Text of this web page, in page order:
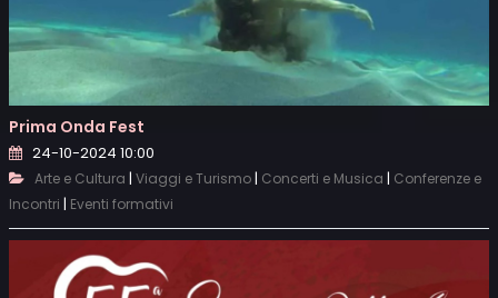
Prima Onda Fest
24-10-2024 10:00
Arte e Cultura | Viaggi e Turismo| Concerti e Musica | Conferenze e
Incontri | Eventi formativi